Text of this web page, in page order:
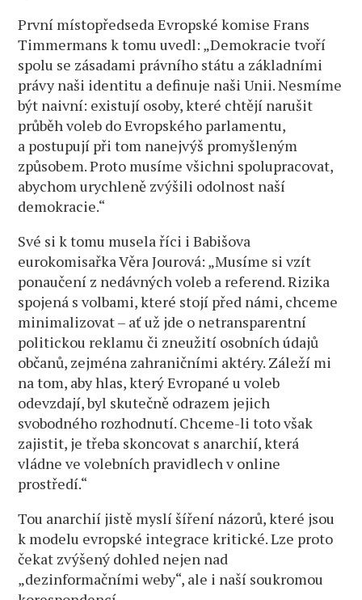
První místopředseda Evropské komise Frans
Timmermans k tomu uvedl: „Demokracie tvoří
spolu se zásadami právního státu a základními
právy naši identitu a definuje naši Unii. Nesmíme
být naivní: existují osoby, které chtějí narušit
průběh voleb do Evropského parlamentu,
a postupují při tom nanejvýš promyšleným
způsobem. Proto musíme všichni spolupracovat,
abychom urychleně zvýšili odolnost naší
demokracie.“
Své si k tomu musela říci i Babišova
eurokomisařka Věra Jourová: „Musíme si vzít
ponaučení z nedávných voleb a referend. Rizika
spojená s volbami, které stojí před námi, chceme
minimalizovat – ať už jde o netransparentní
politickou reklamu či zneužití osobních údajů
občanů, zejména zahraničními aktéry. Záleží mi
na tom, aby hlas, který Evropané u voleb
odevzdají, byl skutečně odrazem jejich
svobodného rozhodnutí. Chceme-li toto však
zajistit, je třeba skoncovat s anarchií, která
vládne ve volebních pravidlech v online
prostředí.“
Tou anarchií jistě myslí šíření názorů, které jsou
k modelu evropské integrace kritické. Lze proto
čekat zvýšený dohled nejen nad
„dezinformačními weby“, ale i naší soukromou